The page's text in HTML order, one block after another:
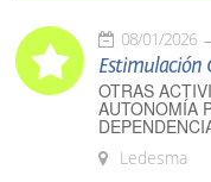
08/01/2026
Estimulación
OTRAS
AUTONOMÍA
Ledesma